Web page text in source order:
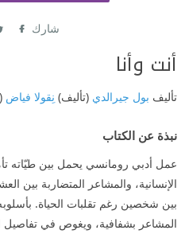
شارك
أنت وأنا
تأليف بول جيرالدي (تأليف) نِقولا فياض
نبذة عن الكتاب
عمل أدبي رومانسي يحمل بين طيّاته
الإنسانية، والمشاعر المتضاربة بين
بين شخصين رغم تقلبات الحياة.
المشاعر بشفافية، ويغوص في تفاصيل